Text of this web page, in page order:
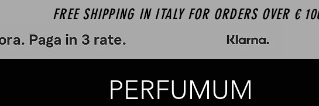
FREE SHIPPING IN ITALY FOR ORDERS OVER €
PERFUMUM